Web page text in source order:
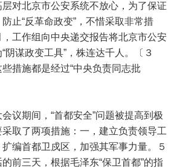
对北京市公安系统不放心，为了保证
止“反革命政变”，不惜采取非常措
工作组向中央递交报告将北京市公安
阴谋政变工具”，株连达千人。〔３
措施都是经过“中央负责同志批
期间，“首都安全”问题被提高到极
取了两项措施：一，建立负责领导工
编首都卫戍区，加强其军事力量。５
前三天，根据毛泽东“保卫首都”的指